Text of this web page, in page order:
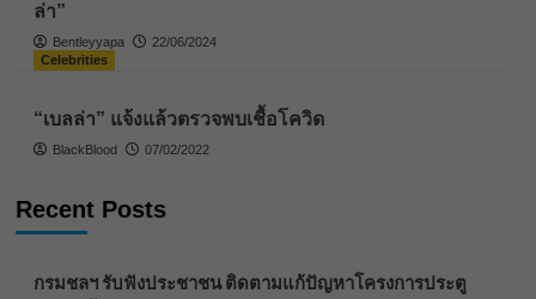
ล่า”
Bentleyyapa
22/06/2024
Celebrities
“เบลล่า” แจ้งแล้วตรวจพบเชื้อโควิด
BlackBlood 07/02/2022
Recent Posts
กรมชลฯ รับฟังประชาชน ติดตามแก้ปัญหาโครงการประตู